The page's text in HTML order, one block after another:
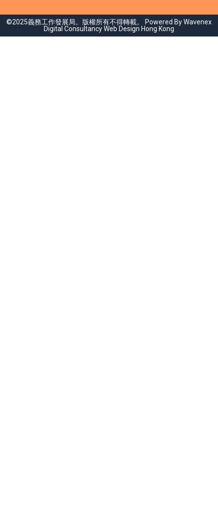
©2025義務工作發展局。版權所有不得轉載。 Powered By Wavenex
Digital ConsultancyWeb Design Hong Kong